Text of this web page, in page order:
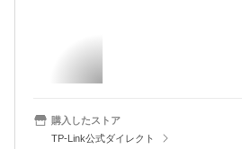
購入したストア
TP-Link公式ダイレクト